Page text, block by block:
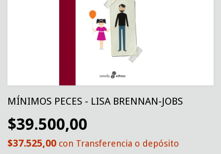
MÍNIMOS PECES - LISA BRENNAN-JOBS
$39.500,00
$37.525,00 con Transferencia o depósito